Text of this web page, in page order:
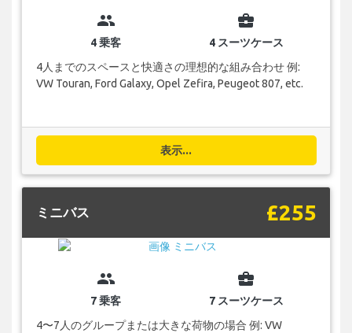
group
4 乗客
business_center
4 スーツケース
4人までのスペースと快適さの理想的な組み合わせ 例:
VW Touran, Ford Galaxy, Opel Zefira, Peugeot 807, etc.
表示...
ミニバス £255
group
7 乗客
business_center
7 スーツケース
4〜7人のグループまたは大きな荷物の場合 例: VW